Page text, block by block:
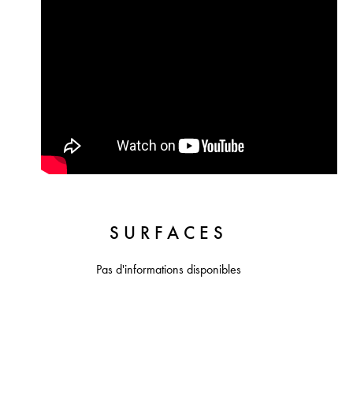
SURFACES
Pas d'informations disponibles